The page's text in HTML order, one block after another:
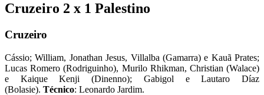
Cruzeiro 2 x 1 Palestino
Cruzeiro
Cássio; William, Jonathan Jesus, Villalba (Gamarra) e Kauã Prates;
Lucas Romero (Rodriguinho), Murilo Rhikman, Christian (Walace)
e Kaique Kenji (Dinenno); Gabigol e Lautaro Díaz
(Bolasie). Técnico: Leonardo Jardim.